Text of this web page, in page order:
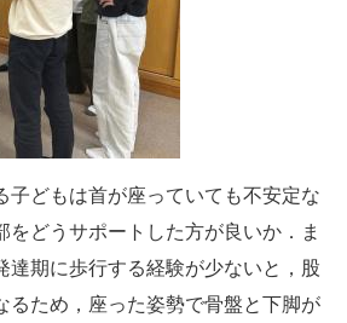
どもは首が座っていても不安定な
をどうサポートした方が良いか．ま
達期に歩行する経験が少ないと，股
るため，座った姿勢で骨盤と下脚が